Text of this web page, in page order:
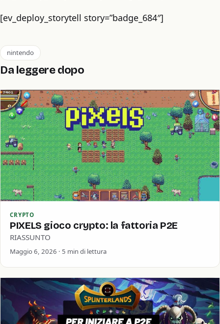
[ev_deploy_storytell story=”badge_684″]
nintendo
Da leggere dopo
CRYPTO
PIXELS gioco crypto: la fattoria P2E
RIASSUNTO
Maggio 6, 2026 · 5 min di lettura